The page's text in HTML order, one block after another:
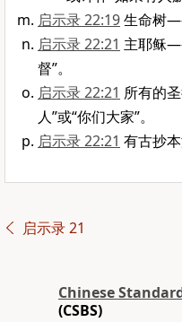
启示录 22:19生命树
启示录 22:21 主耶稣
督”。
启示录 22:21 所有的
人”或“你们大家”。
启示录 22:21 有古抄
启示录 21
Chinese
(CSBS)